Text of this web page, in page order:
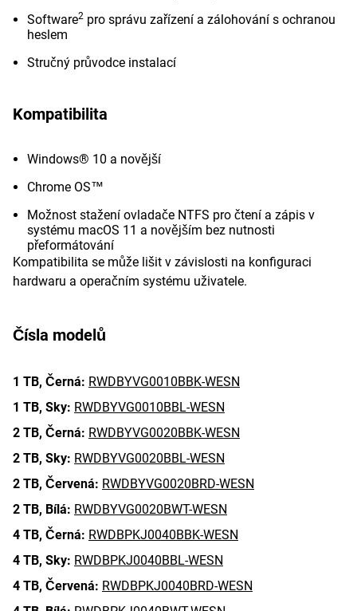
Software2 pro správu zařízení a zálohování s ochranou
heslem
Stručný průvodce instalací
Kompatibilita
Windows® 10 a novější
Chrome OS™
Možnost stažení ovladače NTFS pro čtení a zápis v
systému macOS 11 a novějším bez nutnosti
přeformátování
Kompatibilita se může lišit v závislosti na konfiguraci
hardwaru a operačním systému uživatele.
Čísla modelů
1 TB, Černá: RWDBYVG0010BBK-WESN
1 TB, Sky: RWDBYVG0010BBL-WESN
2 TB, Černá: RWDBYVG0020BBK-WESN
2 TB, Sky: RWDBYVG0020BBL-WESN
2 TB, Červená: RWDBYVG0020BRD-WESN
2 TB, Bílá: RWDBYVG0020BWT-WESN
4 TB, Černá: RWDBPKJ0040BBK-WESN
4 TB, Sky: RWDBPKJ0040BBL-WESN
4 TB, Červená: RWDBPKJ0040BRD-WESN